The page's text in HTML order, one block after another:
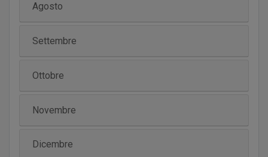
Agosto
Settembre
Ottobre
Novembre
Dicembre